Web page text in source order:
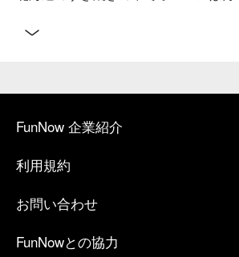
FunNow 企業紹介
利用規約
お問い合わせ
FunNowとの協力